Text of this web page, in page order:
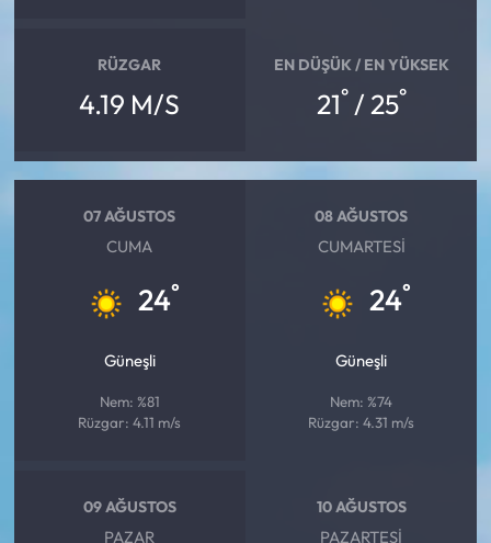
RÜZGAR
4.19 M/S
EN DÜŞÜK / EN YÜKSEK
21°/ 25°
07 AĞUSTOS
CUMA
24°
Güneşli
Nem: %81
Rüzgar: 4.11 m/s
08 AĞUSTOS
CUMARTESI
24°
Güneşli
Nem: %74
Rüzgar: 4.31 m/s
09 AĞUSTOS
PAZAR
10 AĞUSTOS
PAZARTESI